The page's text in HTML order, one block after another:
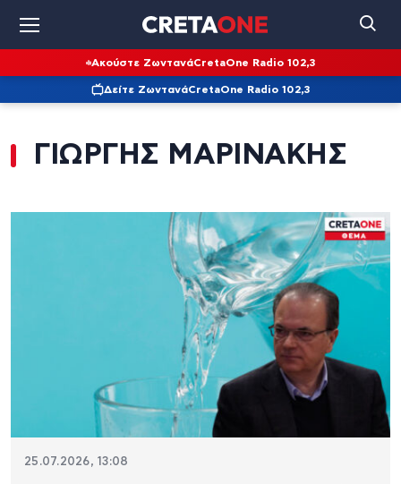
Ακούστε ΖωντανάCretaOne Radio 102,3
Δείτε ΖωντανάCretaOne Radio 102,3
ΓΙΩΡΓΗΣ ΜΑΡΙΝΑΚΗΣ
25.07.2026, 13:08